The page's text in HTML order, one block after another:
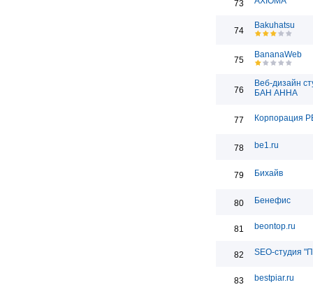
73
74
Bakuhatsu
75
BananaWeb
76
Веб-дизайн
БАН АННА
77 Корпорация
78 be1.ru
79 Бихайв
80 Бенефис
81 beontop.ru
82 SEO-студия
83 bestpiar.ru